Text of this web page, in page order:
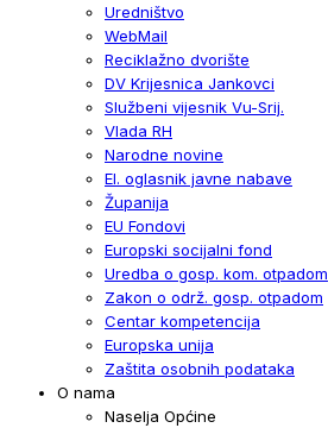
Uredništvo
WebMail
Reciklažno dvorište
DV Krijesnica Jankovci
Službeni vijesnik Vu-Srij.
Vlada RH
Narodne novine
El. oglasnik javne nabave
Županija
EU Fondovi
Europski socijalni fond
Uredba o gosp. kom. otpadom
Zakon o održ. gosp. otpadom
Centar kompetencija
Europska unija
Zaštita osobnih podataka
O nama
Naselja Općine